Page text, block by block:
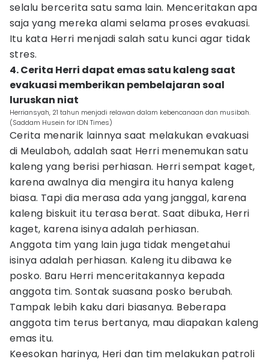
selalu bercerita satu sama lain. Menceritakan apa
saja yang mereka alami selama proses evakuasi.
Itu kata Herri menjadi salah satu kunci agar tidak
stres.
4. Cerita Herri dapat emas satu kaleng saat
evakuasi memberikan pembelajaran soal
luruskan niat
Herriansyah, 21 tahun menjadi relawan dalam kebencanaan dan musibah.
(Saddam Husein for IDN Times)
Cerita menarik lainnya saat melakukan evakuasi
di Meulaboh, adalah saat Herri menemukan satu
kaleng yang berisi perhiasan. Herri sempat kaget,
karena awalnya dia mengira itu hanya kaleng
biasa. Tapi dia merasa ada yang janggal, karena
kaleng biskuit itu terasa berat. Saat dibuka, Herri
kaget, karena isinya adalah perhiasan.
Anggota tim yang lain juga tidak mengetahui
isinya adalah perhiasan. Kaleng itu dibawa ke
posko. Baru Herri menceritakannya kepada
anggota tim. Sontak suasana posko berubah.
Tampak lebih kaku dari biasanya. Beberapa
anggota tim terus bertanya, mau diapakan kaleng
emas itu.
Keesokan harinya, Heri dan tim melakukan patroli